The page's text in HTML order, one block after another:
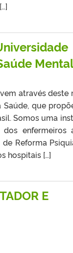
através deste
que
Somos uma
enfermeiros
Reforma
hospitais […]
E